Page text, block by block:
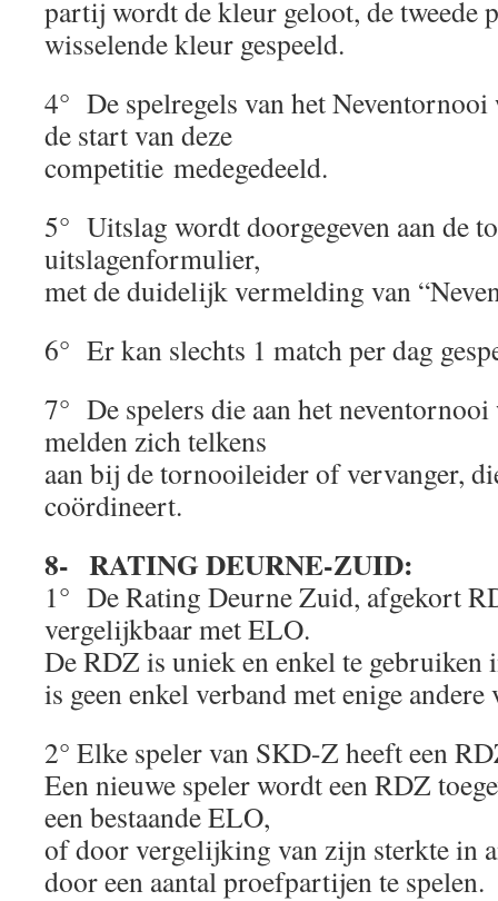
partij wordt de kleur geloot, de tweede
wisselende kleur gespeeld.
4° De spelregels van het
de start van deze
competitie medegedeeld.
5° Uitslag wordt doorgegeven aan de
uitslagenformulier,
met de duidelijk vermelding van
6° Er kan slechts 1 match per dag
7° De spelers die aan het neventornooi
melden zich telkens
aan bij de tornooileider of vervanger,
coördineert.
8- RATING DEURNE-ZUID:
1° De Rating Deurne Zuid, afgekort
vergelijkbaar met ELO.
De RDZ is uniek en enkel te
is geen enkel verband met enige
2° Elke speler van SKD-Z heeft een
Een nieuwe speler wordt een RDZ
een bestaande ELO,
of door vergelijking van zijn sterkte in
door een aantal proefpartijen te spelen.